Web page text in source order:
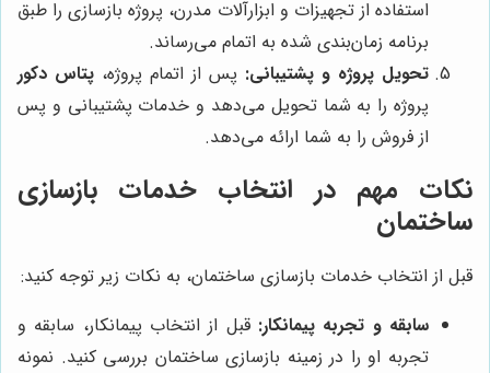
استفاده از تجهیزات و ابزارآلات مدرن، پروژه بازسازی را طبق
برنامه زمان‌بندی شده به اتمام می‌رساند.
تحویل پروژه و پشتیبانی: پس از اتمام پروژه، پتاس دکور
پروژه را به شما تحویل می‌دهد و خدمات پشتیبانی و پس
از فروش را به شما ارائه می‌دهد.
نکات مهم در انتخاب خدمات بازسازی
ساختمان
قبل از انتخاب خدمات بازسازی ساختمان، به نکات زیر توجه کنید:
سابقه و تجربه پیمانکار: قبل از انتخاب پیمانکار، سابقه و
تجربه او را در زمینه بازسازی ساختمان بررسی کنید. نمونه